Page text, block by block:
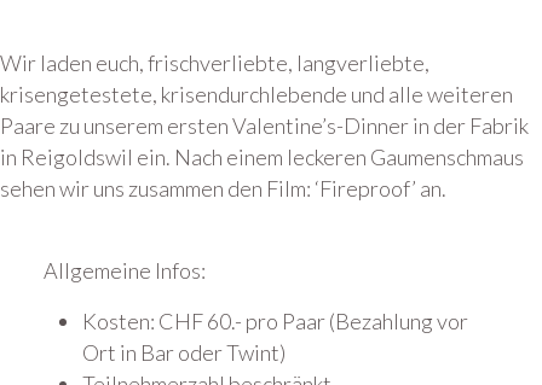
Wir laden euch, frischverliebte, langverliebte,
krisengetestete, krisendurchlebende und alle weiteren
Paare zu unserem ersten Valentine’s-Dinner in der Fabrik
in Reigoldswil ein. Nach einem leckeren Gaumenschmaus
sehen wir uns zusammen den Film: ‘Fireproof’ an.
Allgemeine Infos:
Kosten: CHF 60.- pro Paar (Bezahlung vor
Ort in Bar oder Twint)